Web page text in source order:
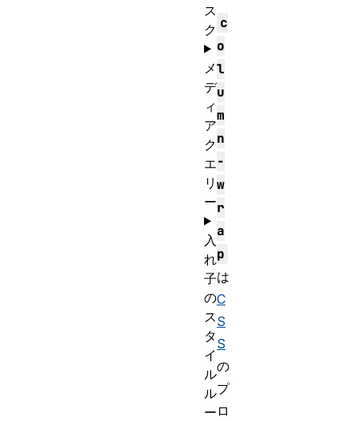
c
o
l
u
m
n
-
w
r
a
p
は
C
S
S
の
プ
ロ
ス
ク
メ
デ
ィ
ア
ク
エ
リ
ー
入
れ
子
の
ス
タ
イ
ル
ル
ー